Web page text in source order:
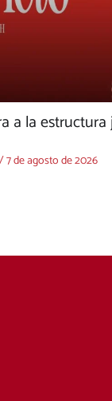
a la
/7 de agosto de 2026